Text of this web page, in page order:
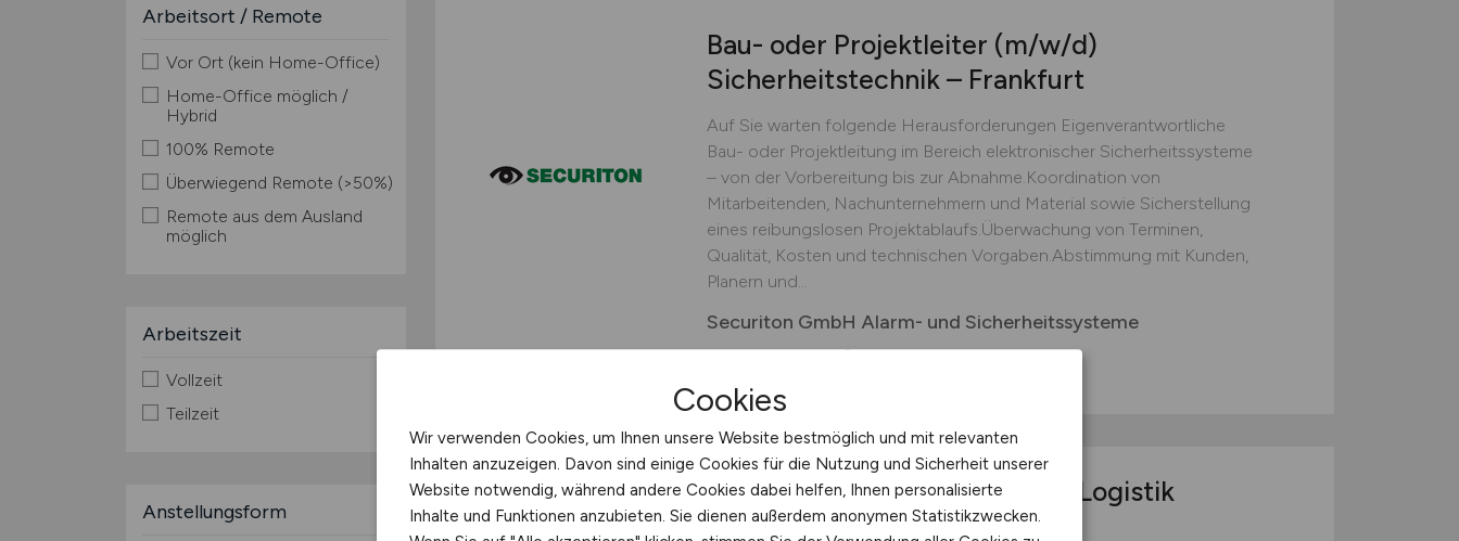
Arbeitsort / Remote
Vor Ort (kein Home-Office)
Home-Office möglich /
Hybrid
100% Remote
Überwiegend Remote (>50%)
Remote aus dem Ausland
möglich
Arbeitszeit
Vollzeit
Teilzeit
Anstellungsform
Bau- oder Projektleiter (m/w/d)
Sicherheitstechnik – Frankfurt
Auf Sie warten folgende Herausforderungen Eigenverantwortliche
Bau- oder Projektleitung im Bereich elektronischer Sicherheitssysteme
– von der Vorbereitung bis zur Abnahme.Koordination von
Mitarbeitenden, Nachunternehmern und Material sowie Sicherstellung
eines reibungslosen Projektablaufs.Überwachung von Terminen,
Qualität, Kosten und technischen Vorgaben.Abstimmung mit Kunden,
Planern und...
Securiton GmbH Alarm- und Sicherheitssysteme
TOP JOB
Teamleiter Customer Service Logistik
(w/m/d)
Cookies
Wir verwenden Cookies, um Ihnen unsere Website bestmöglich und mit relevanten
Inhalten anzuzeigen. Davon sind einige Cookies für die Nutzung und Sicherheit unserer
Website notwendig, während andere Cookies dabei helfen, Ihnen personalisierte
Inhalte und Funktionen anzubieten. Sie dienen außerdem anonymen Statistikzwecken.